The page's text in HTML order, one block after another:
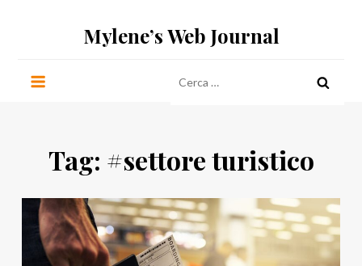
Mylene’s Web Journal
per:
Tag: #settore turistico